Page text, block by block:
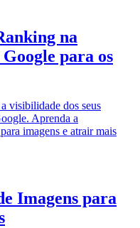
na
para os
visibilidade dos seus
Aprenda a
imagens e atrair mais
Imagens para